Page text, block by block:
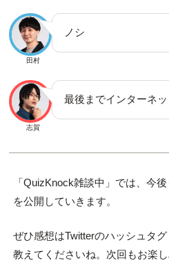
田村
ノシ
志賀
最後までインターネ
「QuizKnock雑談中」では、今
を公開していきます。
ぜひ感想はTwitterのハッシュタグ
教えてくださいね。次回もお楽し